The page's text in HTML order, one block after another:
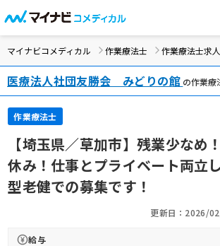
マイナビコメディカル 作業療法士 作業療法士求人
医療法人社団友勝会 みどりの館 の作業療
作業療法士
【埼玉県／草加市】残業少なめ
休み！仕事とプライベート両立
型老健での募集です！
更新日：2026/
給与